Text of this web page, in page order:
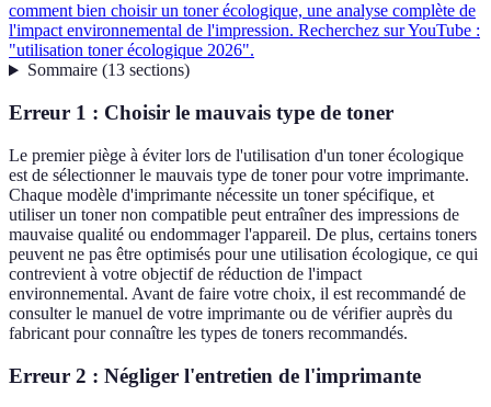
comment bien choisir un toner écologique, une analyse complète de
l'impact environnemental de l'impression. Recherchez sur YouTube :
"utilisation toner écologique 2026".
Sommaire(13 sections)
Erreur 1 : Choisir le mauvais type de toner
Le premier piège à éviter lors de l'utilisation d'un toner écologique
est de sélectionner le mauvais type de toner pour votre imprimante.
Chaque modèle d'imprimante nécessite un toner spécifique, et
utiliser un toner non compatible peut entraîner des impressions de
mauvaise qualité ou endommager l'appareil. De plus, certains toners
peuvent ne pas être optimisés pour une utilisation écologique, ce qui
contrevient à votre objectif de réduction de l'impact
environnemental. Avant de faire votre choix, il est recommandé de
consulter le manuel de votre imprimante ou de vérifier auprès du
fabricant pour connaître les types de toners recommandés.
Erreur 2 : Négliger l'entretien de l'imprimante